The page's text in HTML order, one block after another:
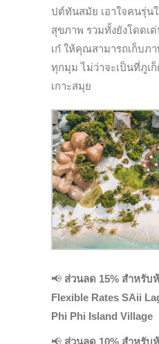
ปต์ทันสมัย เอาใจคนรุ่น
สุขภาพ รวมทั้งยังโดดเ
เก๋ ให้คุณสามารถเก็บภ
ทุกมุม ไม่ว่าจะเป็นที่ภูเ
เกาะสมุย
📢 ส่วนลด 15% สำหรับ
Flexible Rates SAii
Phi Phi Island Village
📢 ส่วนลด 10% สำหรับ